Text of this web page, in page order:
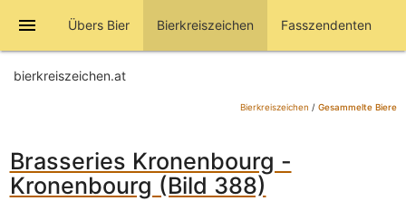
menu Übers Bier Bierkreiszeichen Fasszendenten
bierkreiszeichen.at
Bierkreiszeichen / Gesammelte Biere
Brasseries Kronenbourg -
Kronenbourg (Bild 388)